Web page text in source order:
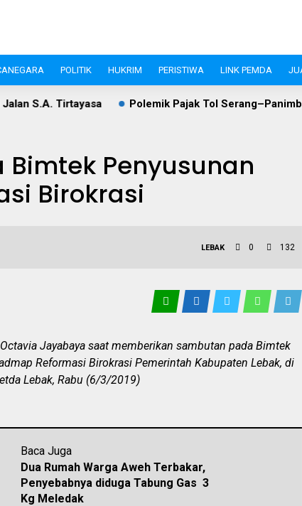
POLITIK HUKRIM PERISTIWA LINK PEMDA
Polemik Pajak Tol Serang–Panimbang, WIKA dan
Bimtek Penyusunan
Birokrasi
LEBAK 0 132
Jayabaya saat memberikan sambutan pada Bimtek
Reformasi Birokrasi Pemerintah Kabupaten Lebak, di
Lebak, Rabu (6/3/2019)
Baca Juga
Dua Rumah Warga Aweh Terbakar,
Penyebabnya diduga Tabung Gas 3
Kg Meledak